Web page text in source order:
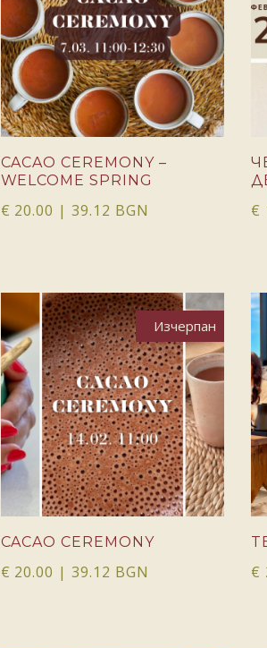
ОЩЕ
CACAO CEREMONY –
WELCOME SPRING
€ 20.00 | 39.12 BGN €
Изчерпан
ОЩЕ
CACAO CEREMONY
€ 20.00 | 39.12 BGN €